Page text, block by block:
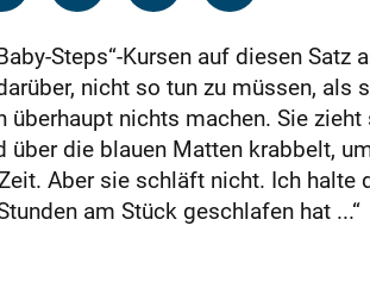
Steps“-Kursen auf diesen Satz
nicht so tun zu müssen, als
nichts machen. Sie
die blauen Matten krabbelt,
Aber sie schläft nicht. Ich halte
am Stück geschlafen hat ...“